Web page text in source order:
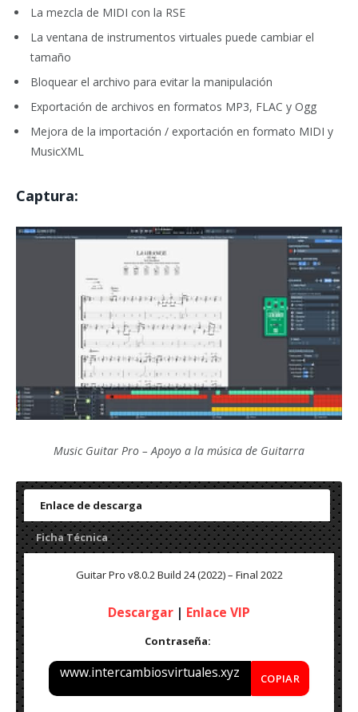
La mezcla de MIDI con la RSE
La ventana de instrumentos virtuales puede cambiar el
tamaño
Bloquear el archivo para evitar la manipulación
Exportación de archivos en formatos MP3, FLAC y Ogg
Mejora de la importación / exportación en formato MIDI y
MusicXML
Captura:
Music Guitar Pro – Apoyo a la música de Guitarra
Enlace de descarga
Ficha Técnica
Guitar Pro v8.0.2 Build 24 (2022) – Final 2022
Descargar | Enlace VIP
Contraseña:
www.intercambiosvirtuales.xyz COPIAR